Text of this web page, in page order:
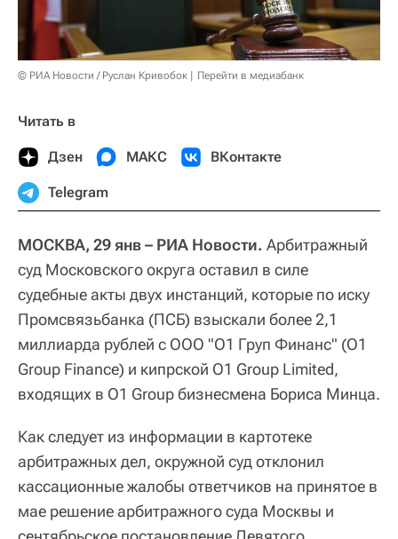
© РИА Новости / Руслан Кривобок Перейти в медиабанк
Читать в
Дзен МАКС ВКонтакте
Telegram
МОСКВА, 29 янв – РИА Новости. Арбитражный
суд Московского округа оставил в силе
судебные акты двух инстанций, которые по иску
Промсвязьбанка (ПСБ) взыскали более 2,1
миллиарда рублей с ООО "О1 Груп Финанс" (O1
Group Finance) и кипрской O1 Group Limited,
входящих в O1 Group бизнесмена Бориса Минца.
Как следует из информации в картотеке
арбитражных дел, окружной суд отклонил
кассационные жалобы ответчиков на принятое в
мае решение арбитражного суда Москвы и